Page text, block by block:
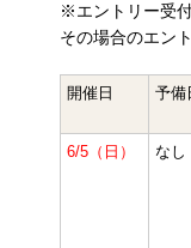
※エントリー受
その場合のエン
開催日 予備
6/5（日） なし